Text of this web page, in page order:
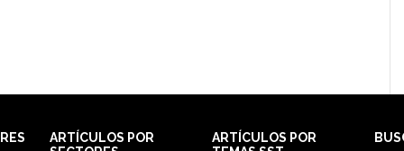
ARTÍCULOS POR
ARTÍCULOS POR